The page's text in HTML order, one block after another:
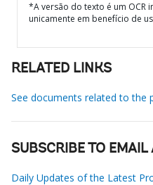
*A versão do texto é um OCR
unicamente em benefício de
RELATED LINKS
See documents related to the
SUBSCRIBE TO EMAIL
Daily Updates of the Latest